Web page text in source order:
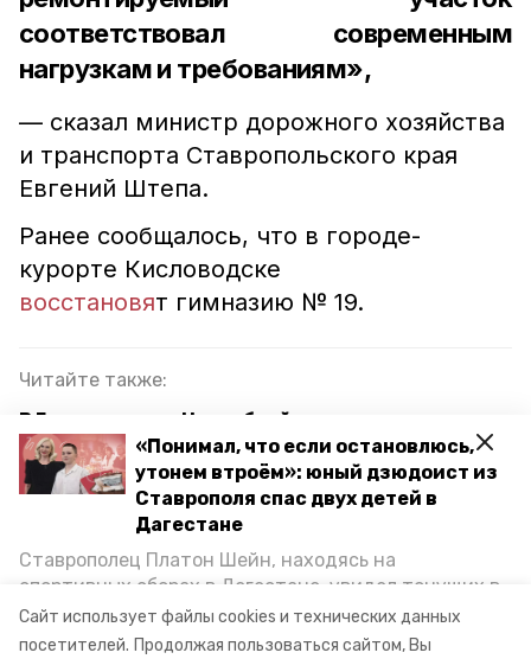
Сайт использует файлы cookies и технических данных
посетителей. Продолжая пользоваться сайтом, Вы
«Понимал, что если остановлюсь,
утонем втроём»: юный дзюдоист из
Ставрополя спас двух детей в
Дагестане
Ставрополец Платон Шейн, находясь на
спортивных сборах в Дегестане, увидел тонущих в
Каспийском море детей и бросился на помощь. По
возвращении домой, отважного мальчика
соответствовал современным
нагрузкам и требованиям»,
— сказал министр дорожного хозяйства
и транспорта Ставропольского края
Евгений Штепа.
Ранее сообщалось, что в городе-
курорте Кисловодске
восстановят гимназию № 19.
Читайте также:
В Георгиевске и Незлобной отремонтировали
крыши двух многоквартирных домов
На Ставрополье подрядчик завысил стоимость
ремонта столовой на 1,5 млн
Минус 10% иностранного капитала, плюс 15%
малого бизнеса: что происходит с экономикой
на Ставрополье